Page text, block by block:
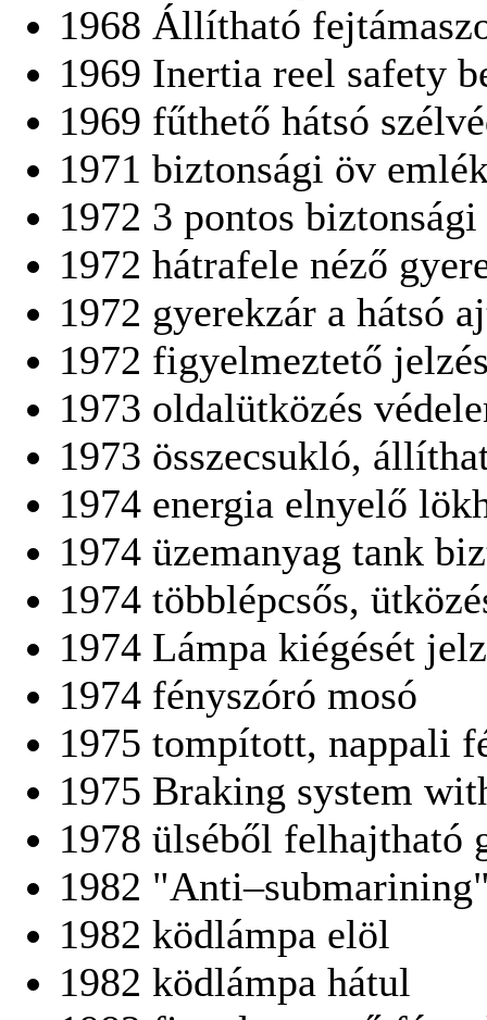
1968 Állítható
1969 Inertia reel safety
1969 fűthető hátsó
1971 biztonsági öv
1972 3 pontos
1972 hátrafele néző
1972 gyerekzár a hátsó
1972 figyelmeztető
1973 oldalütközés
1973 összecsukló,
1974 energia elnyelő
1974 üzemanyag tank
1974 többlépcsős,
1974 Lámpa kiégését
1974 fényszóró mosó
1975 tompított, nappali
1975 Braking system
1978 ülséből felhajtható
1982
1982 ködlámpa elöl
1982 ködlámpa hátul